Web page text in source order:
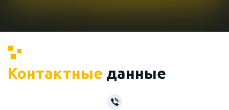
Контактные данные